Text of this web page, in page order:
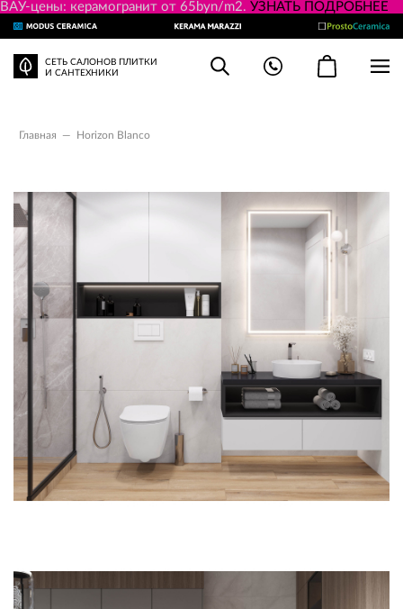
ВАУ-цены: керамогранит от 65byn/m2. УЗНАТЬ ПОДРОБНЕЕ
СЕТЬ САЛОНОВ ПЛИТКИ
И САНТЕХНИКИ
Главная — Horizon Blanco